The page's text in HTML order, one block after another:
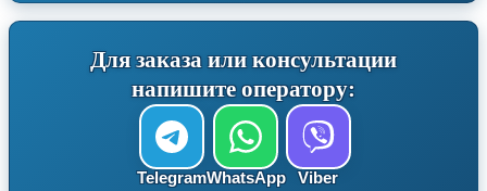
Для заказа или консультации
напишите оператору:
TelegramWhatsApp Viber